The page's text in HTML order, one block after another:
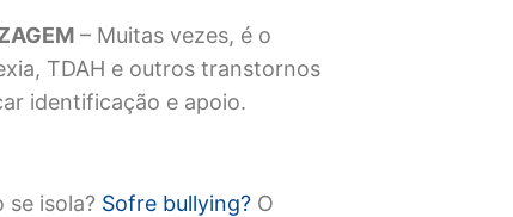
– Muitas vezes, é o
TDAH e outros transtornos
identificação e apoio.
se isola? Sofre bullying? O